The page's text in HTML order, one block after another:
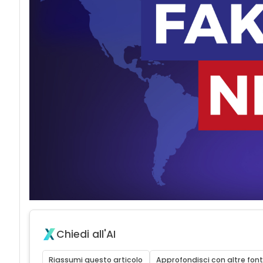
Chiedi all'AI
Riassumi questo articolo Approfondisci con altre